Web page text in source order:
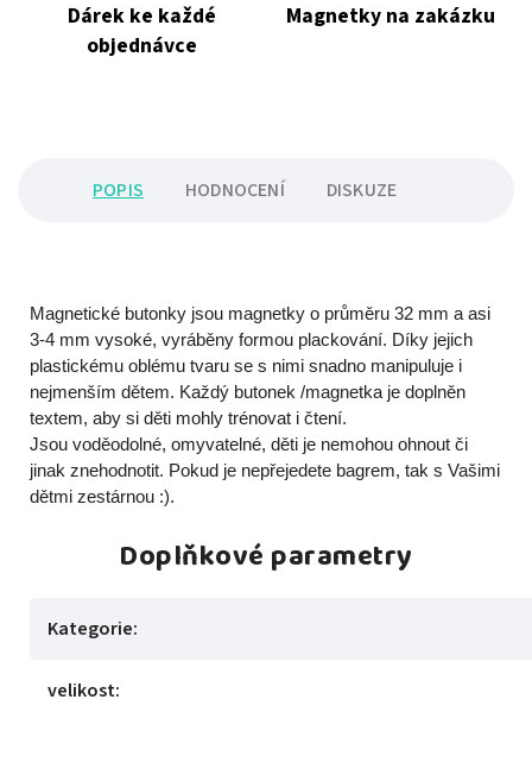
Dárek ke každé
objednávce
Magnetky na zakázku
POPIS HODNOCENÍ DISKUZE
Magnetické butonky jsou magnetky o průměru 32 mm a asi
3-4 mm vysoké, vyráběny formou plackování. Díky jejich
plastickému oblému tvaru se s nimi snadno manipuluje i
nejmenším dětem. Každý butonek /magnetka je doplněn
textem, aby si děti mohly trénovat i čtení.
Jsou voděodolné, omyvatelné, děti je nemohou ohnout či
jinak znehodnotit. Pokud je nepřejedete bagrem, tak s Vašimi
dětmi zestárnou :).
Doplňkové parametry
Kategorie:
velikost: